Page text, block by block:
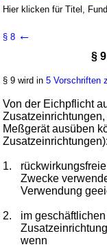
Hier klicken fürTitel,
BGBl. I S.
Gewichtswesen
wird in 25 Vorschriften
Teil 2 Ausnahmen
§ 8 ←
§
§ 9 wird in5 Vorschriften
Von der Eichpflicht
Meßgerät ausüben
Zusatzeinrichtungen):
1.
Zwecke
Verwendung
2.
im
wenn